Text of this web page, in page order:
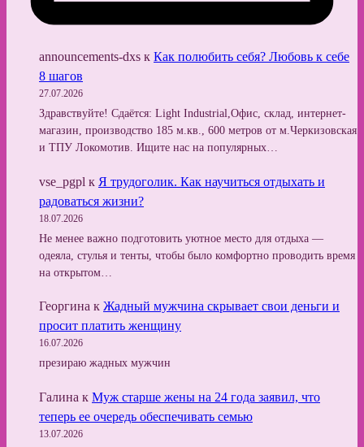
announcements-dxs к Как полюбить себя? Любовь к себе
8 шагов
27.07.2026
Здравствуйте! Сдаётся: Light Industrial,Офис, склад, интернет-
магазин, производство 185 м.кв., 600 метров от м.Черкизовская
и ТПУ Локомотив. Ищите нас на популярных…
vse_pgpl к Я трудоголик. Как научиться отдыхать и
радоваться жизни?
18.07.2026
Не менее важно подготовить уютное место для отдыха —
одеяла, стулья и тенты, чтобы было комфортно проводить время
на открытом…
Георгина к Жадный мужчина скрывает свои деньги и
просит платить женщину
16.07.2026
презираю жадных мужчин
Галина к Муж старше жены на 24 года заявил, что
теперь ее очередь обеспечивать семью
13.07.2026